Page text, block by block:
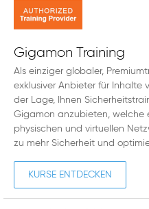
Gigamon Training
Als einziger globaler,
exklusiver Anbieter für Inhalte
der Lage, Ihnen
Gigamon anzubieten, welche
physischen und virtuellen
zu mehr Sicherheit und
KURSE ENTDECKEN